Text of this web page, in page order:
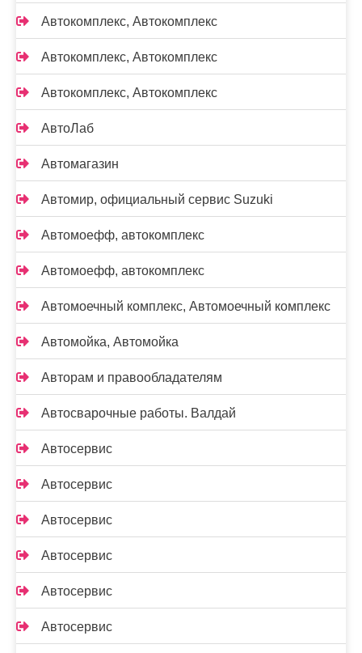
Автокомплекс, Автокомплекс
Автокомплекс, Автокомплекс
Автокомплекс, Автокомплекс
АвтоЛаб
Автомагазин
Автомир, официальный сервис Suzuki
Автомоефф, автокомплекс
Автомоефф, автокомплекс
Автомоечный комплекс, Автомоечный комплекс
Автомойка, Автомойка
Авторам и правообладателям
Автосварочные работы. Валдай
Автосервис
Автосервис
Автосервис
Автосервис
Автосервис
Автосервис